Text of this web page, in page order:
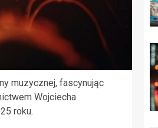
muzycznej, fascynując
Wojciecha
roku.